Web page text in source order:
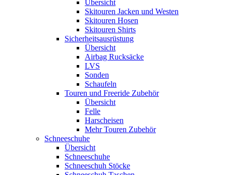
Übersicht
Skitouren Jacken und Westen
Skitouren Hosen
Skitouren Shirts
Sicherheitsausrüstung
Übersicht
Airbag Rucksäcke
LVS
Sonden
Schaufeln
Touren und Freeride Zubehör
Übersicht
Felle
Harscheisen
Mehr Touren Zubehör
Schneeschuhe
Übersicht
Schneeschuhe
Schneeschuh Stöcke